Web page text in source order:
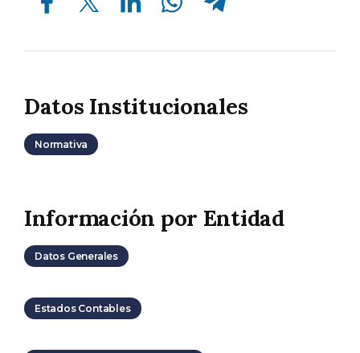
Datos Institucionales
Normativa
Información por Entidad
Datos Generales
Estados Contables